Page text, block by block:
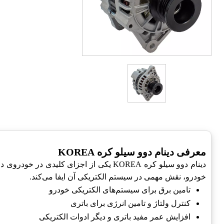
معرفی دینام دوو سیلو کره KOREA
دینام دوو سیلو کره KOREA یکی از اجزای کلیدی در خودروی دوو-Daewoo است که عملکرد بهینه و کارایی بالایی را ارائه می‌دهد.
خودرو، نقش مهمی در سیستم الکتریکی آن ایفا می‌کند.
تامین برق برای سیستم‌های الکتریکی خودرو
کنترل ولتاژ و تامین انرژی برای باتری
افزایش عمر مفید باتری و دیگر ادوات الکتریکی